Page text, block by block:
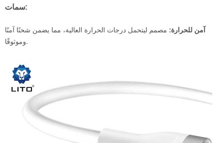
سمات:
آمن للحرارة: مصمم ليتحمل درجات الحرارة العالية، مما يضمن شحنًا آمنًا
وموثوقًا.